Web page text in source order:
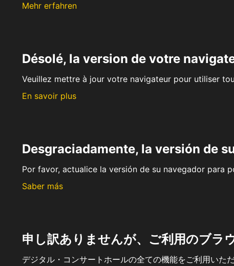
Mehr erfahren
Désolé, la version de votre
Veuillez mettre à jour votre navigateur pour utiliser
En savoir plus
Desgraciadamente, la versión de
Por favor, actualice la versión de su navegador para
Saber más
申し訳ありませんが、ご利用のブラ
デジタル・コンサートホールの全ての機能をご利用いた